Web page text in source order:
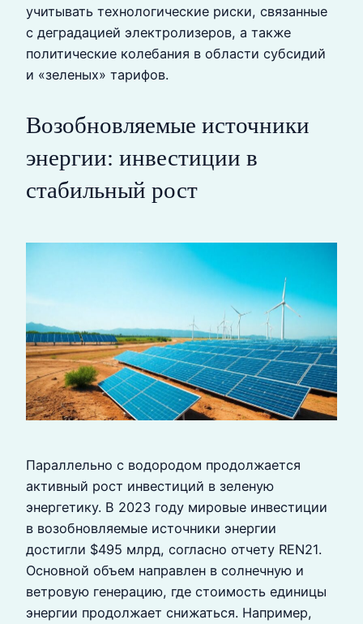
учитывать технологические риски, связанные
с деградацией электролизеров, а также
политические колебания в области субсидий
и «зеленых» тарифов.
Возобновляемые источники
энергии: инвестиции в
стабильный рост
Параллельно с водородом продолжается
активный рост инвестиций в зеленую
энергетику. В 2023 году мировые инвестиции
в возобновляемые источники энергии
достигли $495 млрд, согласно отчету REN21.
Основной объем направлен в солнечную и
ветровую генерацию, где стоимость единицы
энергии продолжает снижаться. Например,